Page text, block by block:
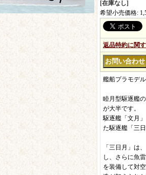
[在庫なし]
希望小売価格:
返品特約に関
艦船プラモデ
睦月型駆逐艦
が大半です。
駆逐艦「文月
た駆逐艦「三
「三日月」は
し、さらに魚
を装備して対